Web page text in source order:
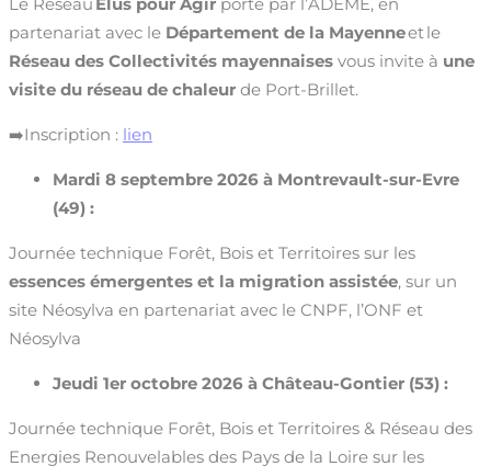
Le Réseau Elus pour Agir porté par l’ADEME, en
partenariat avec le Département de la Mayenneetle
Réseau des Collectivités mayennaises vous invite à une
visite du réseau de chaleur de Port-Brillet.
➡️Inscription : lien
Mardi 8 septembre 2026 à Montrevault-sur-Evre
(49) :
Journée technique Forêt, Bois et Territoires sur les
essences émergentes et la migration assistée, sur un
site Néosylva en partenariat avec le CNPF, l’ONF et
Néosylva
Jeudi 1er octobre 2026 à Château-Gontier (53) :
Journée technique Forêt, Bois et Territoires & Réseau des
Energies Renouvelables des Pays de la Loire sur les